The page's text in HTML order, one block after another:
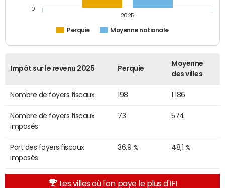
Perquie Moyenne nationale
2025
0
Impôt sur le revenu 2025 Perquie
Moyenne
des villes
Nombre de foyers fiscaux 198 1 186
Nombre de foyers fiscaux
imposés
73 574
Part des foyers fiscaux
imposés
36,9 % 48,1 %
Les villes où l'on paye le plus d'IFI